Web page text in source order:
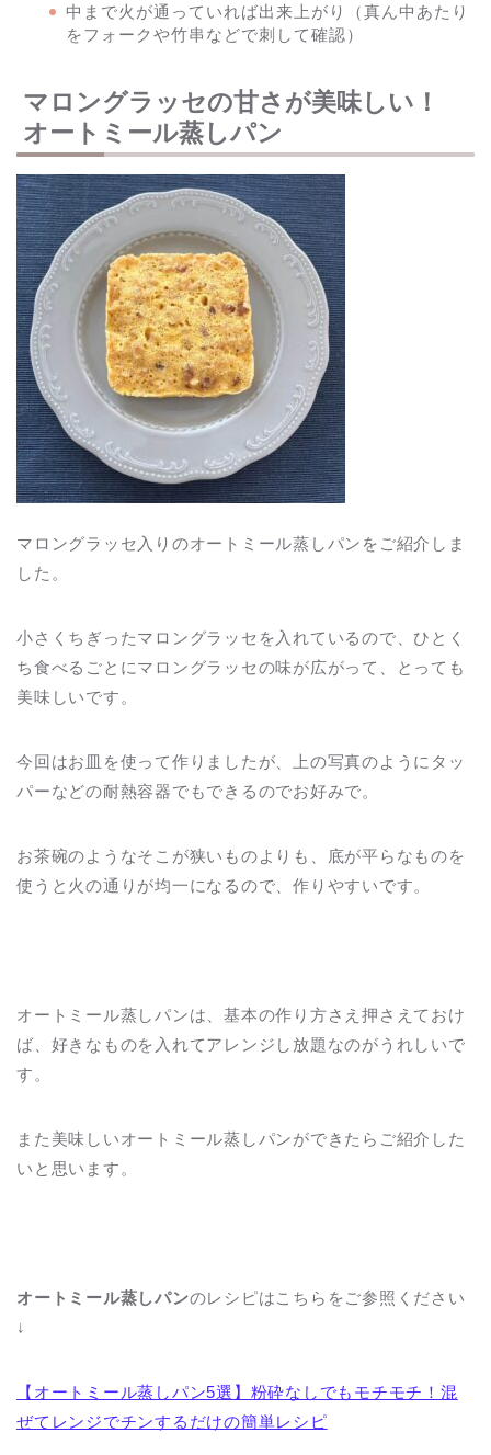
中まで火が通っていれば出来上がり（真ん中あたり
をフォークや竹串などで刺して確認）
マロングラッセの甘さが美味しい！
オートミール蒸しパン
マロングラッセ入りのオートミール蒸しパンをご紹介しま
した。
小さくちぎったマロングラッセを入れているので、ひとく
ち食べるごとにマロングラッセの味が広がって、とっても
美味しいです。
今回はお皿を使って作りましたが、上の写真のようにタッ
パーなどの耐熱容器でもできるのでお好みで。
お茶碗のようなそこが狭いものよりも、底が平らなものを
使うと火の通りが均一になるので、作りやすいです。
オートミール蒸しパンは、基本の作り方さえ押さえておけ
ば、好きなものを入れてアレンジし放題なのがうれしいで
す。
また美味しいオートミール蒸しパンができたらご紹介した
いと思います。
オートミール蒸しパンのレシピはこちらをご参照ください
↓
【オートミール蒸しパン5選】粉砕なしでもモチモチ！混
ぜてレンジでチンするだけの簡単レシピ